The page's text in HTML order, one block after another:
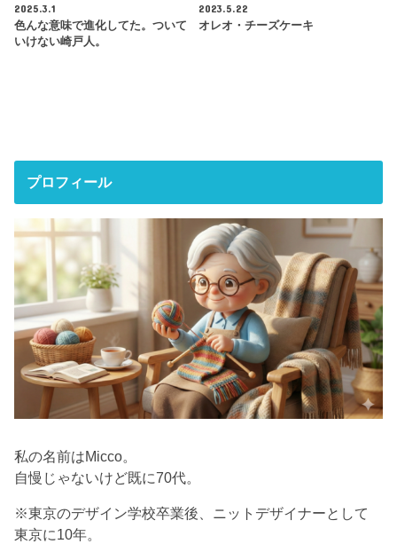
2025.3.1
色んな意味で進化してた。ついて
いけない崎戸人。
2023.5.22
オレオ・チーズケーキ
プロフィール
私の名前はMicco。
自慢じゃないけど既に70代。
※東京のデザイン学校卒業後、ニットデザイナーとして
東京に10年。